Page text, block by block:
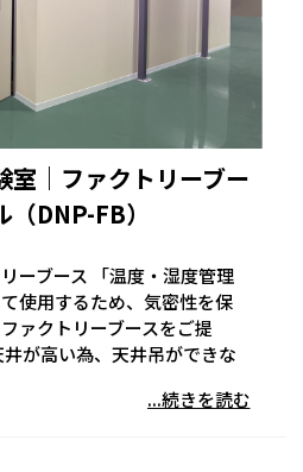
｜ファクトリーブー
DNP-FB）
ーブース 「温度・湿度管理
使用するため、気密性を保
ァクトリーブースをご提
が高い為、天井吊ができな
...続きを読む